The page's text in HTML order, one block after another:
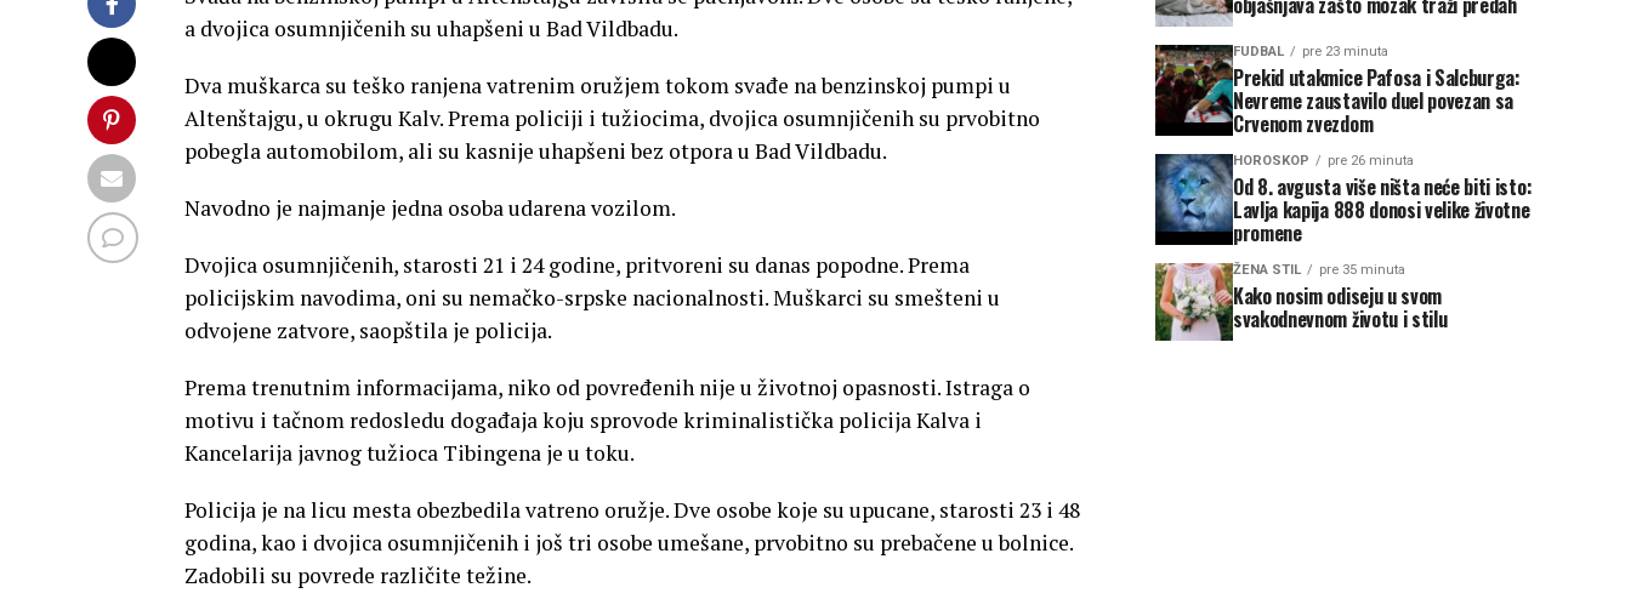
a dvojica osumnjičenih su uhapšeni u Bad Vildbadu.
Dva muškarca su teško ranjena vatrenim oružjem tokom svađe na benzinskoj pumpi u
Altenštajgu, u okrugu Kalv. Prema policiji i tužiocima, dvojica osumnjičenih su prvobitno
pobegla automobilom, ali su kasnije uhapšeni bez otpora u Bad Vildbadu.
Navodno je najmanje jedna osoba udarena vozilom.
Dvojica osumnjičenih, starosti 21 i 24 godine, pritvoreni su danas popodne. Prema
policijskim navodima, oni su nemačko-srpske nacionalnosti. Muškarci su smešteni u
odvojene zatvore, saopštila je policija.
Prema trenutnim informacijama, niko od povređenih nije u životnoj opasnosti. Istraga o
motivu i tačnom redosledu događaja koju sprovode kriminalistička policija Kalva i
Kancelarija javnog tužioca Tibingena je u toku.
Policija je na licu mesta obezbedila vatreno oružje. Dve osobe koje su upucane, starosti 23 i 48
godina, kao i dvojica osumnjičenih i još tri osobe umešane, prvobitno su prebačene u bolnice.
Zadobili su povrede različite težine.
FUDBAL pre 23 minuta
Prekid utakmice Pafosa i Salcburga:
Nevreme zaustavilo duel povezan sa
Crvenom zvezdom
HOROSKOP pre 26 minuta
Od 8. avgusta više ništa neće biti isto:
Lavlja kapija 888 donosi velike životne
promene
ŽENA STIL pre 35 minuta
Kako nosim odiseju u svom
svakodnevnom životu i stilu